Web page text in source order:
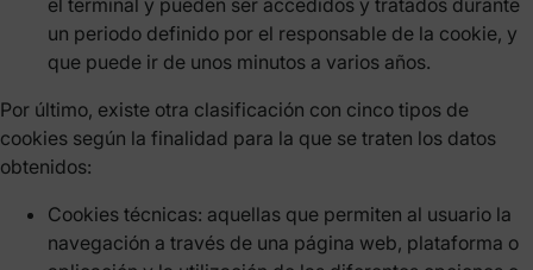
el terminal y pueden ser accedidos y tratados durante
un periodo definido por el responsable de la cookie, y
que puede ir de unos minutos a varios años.
Por último, existe otra clasificación con cinco tipos de
cookies según la finalidad para la que se traten los datos
obtenidos:
Cookies técnicas: aquellas que permiten al usuario la
navegación a través de una página web, plataforma o